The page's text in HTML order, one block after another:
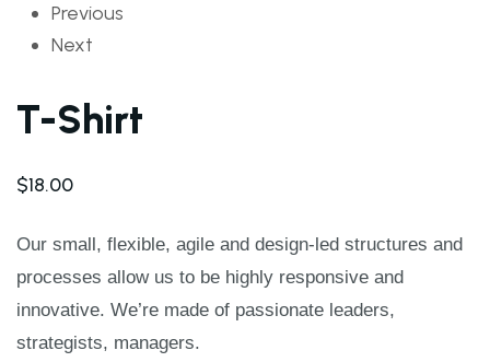
Previous
Next
T-Shirt
$18.00
Our small, flexible, agile and design-led structures and
processes allow us to be highly responsive and
innovative. We’re made of passionate leaders,
strategists, managers.